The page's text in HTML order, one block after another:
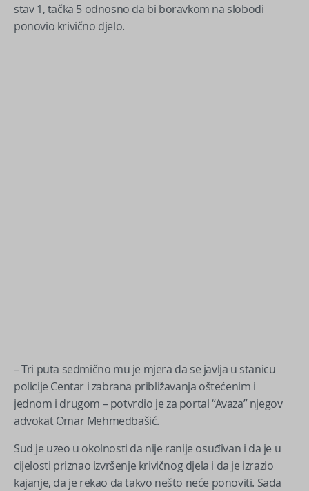
stav 1, tačka 5 odnosno da bi boravkom na slobodi
ponovio krivično djelo.
– Tri puta sedmično mu je mjera da se javlja u stanicu
policije Centar i zabrana približavanja oštećenim i
jednom i drugom – potvrdio je za portal “Avaza” njegov
advokat Omar Mehmedbašić.
Sud je uzeo u okolnosti da nije ranije osuđivan i da je u
cijelosti priznao izvršenje krivičnog djela i da je izrazio
kajanje, da je rekao da takvo nešto neće ponoviti. Sada